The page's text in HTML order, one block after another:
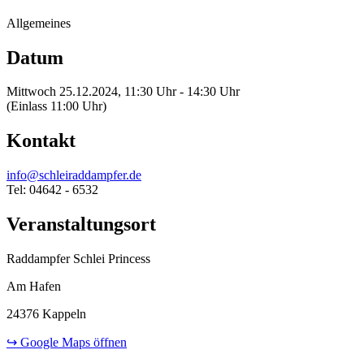
Allgemeines
Datum
Mittwoch 25.12.2024, 11:30 Uhr - 14:30 Uhr
(Einlass 11:00 Uhr)
Kontakt
info@schleiraddampfer.de
Tel: 04642 - 6532
Veranstaltungsort
Raddampfer Schlei Princess
Am Hafen
24376 Kappeln
↪ Google Maps öffnen